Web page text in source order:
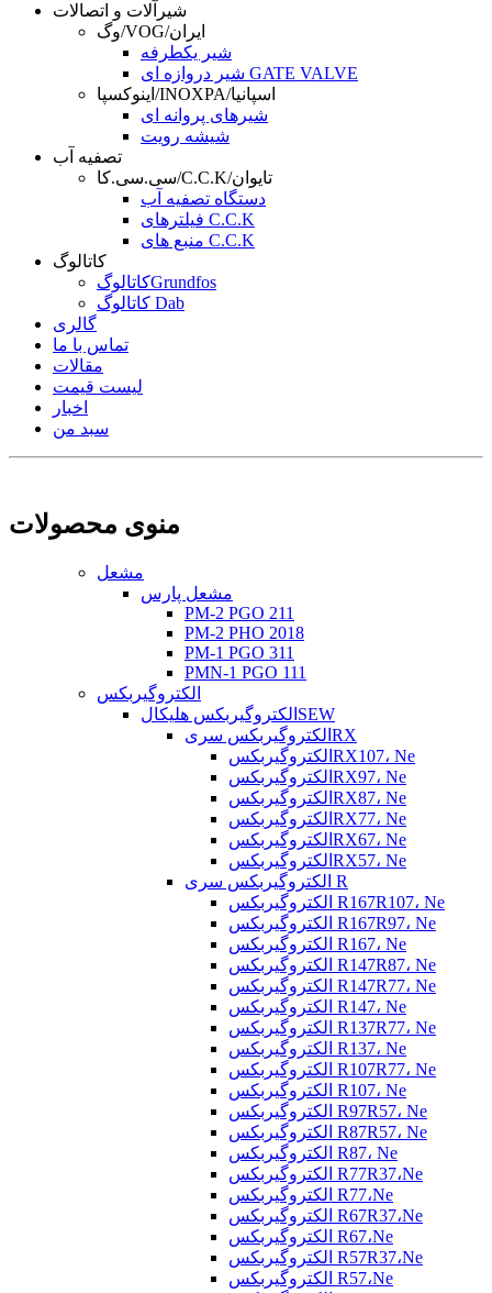
شیرآلات و اتصالات
وگ/VOG/ایران
شیر یکطرفه
شیر دروازه ای GATE VALVE
اینوکسپا/INOXPA/اسپانیا
شیرهای پروانه ای
شیشه رویت
تصفیه آب
سی.سی.کا/C.C.K/تایوان
دستگاه تصفیه آب
فیلترهای C.C.K
منبع های C.C.K
کاتالوگ
کاتالوگGrundfos
کاتالوگ Dab
گالری
تماس با ما
مقالات
لیست قیمت
اخبار
سبد من
منوی محصولات
مشعل
مشعل پارس
PM-2 PGO 211
PM-2 PHO 2018
PM-1 PGO 311
PMN-1 PGO 111
الکتروگیربکس
الکتروگیربکس هلیکالSEW
الکتروگیربکس سریRX
الکتروگیربکسRX107، Ne
الکتروگیربکسRX97، Ne
الکتروگیربکسRX87، Ne
الکتروگیربکسRX77، Ne
الکتروگیربکسRX67، Ne
الکتروگیربکسRX57، Ne
الکتروگیربکس سری R
الکتروگیربکس R167R107، Ne
الکتروگیربکس R167R97، Ne
الکتروگیربکس R167، Ne
الکتروگیربکس R147R87، Ne
الکتروگیربکس R147R77، Ne
الکتروگیربکس R147، Ne
الکتروگیربکس R137R77، Ne
الکتروگیربکس R137، Ne
الکتروگیربکس R107R77، Ne
الکتروگیربکس R107، Ne
الکتروگیربکس R97R57، Ne
الکتروگیربکس R87R57، Ne
الکتروگیربکس R87، Ne
الکتروگیربکس R77R37،Ne
الکتروگیربکس R77،Ne
الکتروگیربکس R67R37،Ne
الکتروگیربکس R67،Ne
الکتروگیربکس R57R37،Ne
الکتروگیربکس R57،Ne